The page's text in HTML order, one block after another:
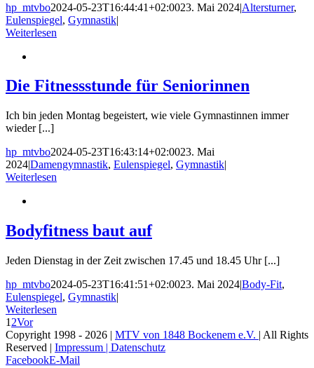
hp_mtvbo2024-05-23T16:44:41+02:0023. Mai 2024|Altersturner,
Eulenspiegel, Gymnastik|
Weiterlesen
Die Fitnessstunde für Seniorinnen
Ich bin jeden Montag begeistert, wie viele Gymnastinnen immer
wieder [...]
hp_mtvbo2024-05-23T16:43:14+02:0023. Mai
2024|Damengymnastik, Eulenspiegel, Gymnastik|
Weiterlesen
Bodyfitness baut auf
Jeden Dienstag in der Zeit zwischen 17.45 und 18.45 Uhr [...]
hp_mtvbo2024-05-23T16:41:51+02:0023. Mai 2024|Body-Fit,
Eulenspiegel, Gymnastik|
Weiterlesen
1 2Vor
Copyright 1998 - 2026 | MTV von 1848 Bockenem e.V. | All Rights
Reserved | Impressum | Datenschutz
FacebookE-Mail